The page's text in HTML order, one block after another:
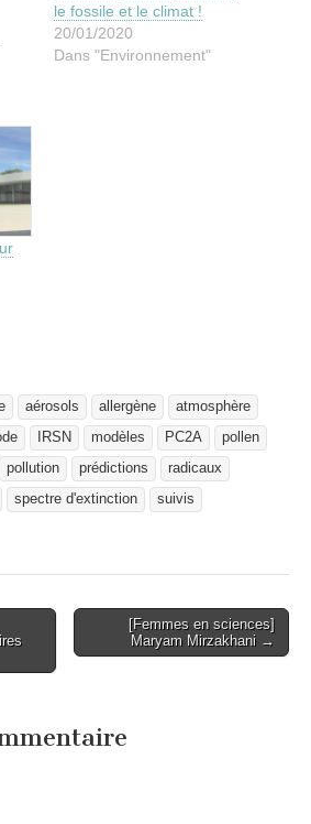
le fossile et le climat !
20/01/2020
Dans "Environnement"
aérosols allergène
atmosphère
IRSN modèles PC2A
pollen
pollution prédictions
radicaux
spectre d'extinction
suivis
[Femmes en sciences]
Maryam Mirzakhani →